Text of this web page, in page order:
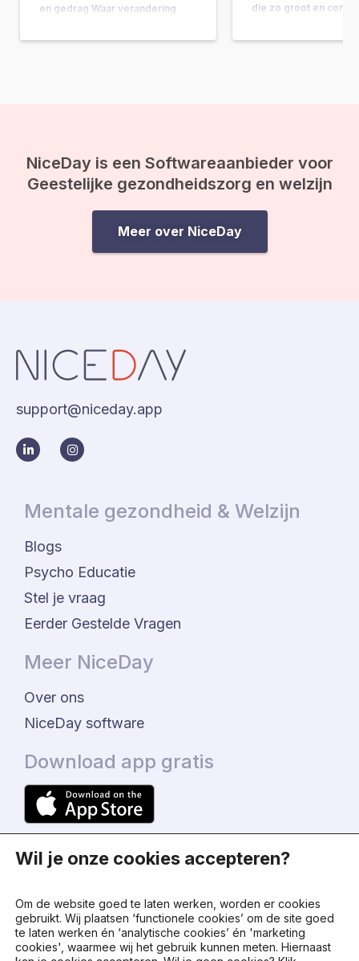
en gedrag Waar verandering
concrete do’s & don’ts, tips &
waarom inzicht…
die zo groot en
lijken. Vragen als:
NiceDay is een Softwareaanbieder voor
Geestelijke gezondheidszorg en welzijn
Meer over NiceDay
support@niceday.app
Mentale gezondheid & Welzijn
Blogs
Psycho Educatie
Stel je vraag
Eerder Gestelde Vragen
Meer NiceDay
Over ons
NiceDay software
Download app gratis
© 2024 - NiceDay Nederland
Wil je onze cookies accepteren?
Om de website goed te laten werken, worden er cookies
gebruikt. Wij plaatsen ‘functionele cookies’ om de site goed
te laten werken én ‘analytische cookies’ én 'marketing
cookies', waarmee wij het gebruik kunnen meten. Hiernaast